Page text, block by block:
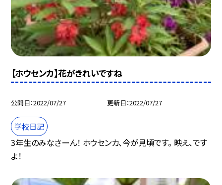
【ホウセンカ】花がきれいですね
公開日 2022/07/27 更新日 2022/07/27
学校日記
3年生のみなさーん！ ホウセンカ、今が見頃です。 映え、です
よ！